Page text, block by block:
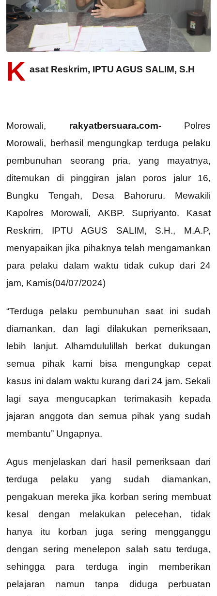
K asat Reskrim, IPTU AGUS SALIM, S.H
Morowali, rakyatbersuara.com-Polres
Morowali, berhasil mengungkap terduga pelaku
pembunuhan seorang pria, yang mayatnya,
ditemukan di pinggiran jalan poros jalur 16,
Bungku Tengah, Desa Bahoruru. Mewakili
Kapolres Morowali, AKBP. Supriyanto. Kasat
Reskrim, IPTU AGUS SALIM, S.H., M.A.P,
menyapaikan jika pihaknya telah mengamankan
para pelaku dalam waktu tidak cukup dari 24
jam, Kamis(04/07/2024)
“Terduga pelaku pembunuhan saat ini sudah
diamankan, dan lagi dilakukan pemeriksaan,
lebih lanjut. Alhamdululillah berkat dukungan
semua pihak kami bisa mengungkap cepat
kasus ini dalam waktu kurang dari 24 jam. Sekali
lagi saya mengucapkan terimakasih kepada
jajaran anggota dan semua pihak yang sudah
membantu” Ungapnya.
Agus menjelaskan dari hasil pemeriksaan dari
terduga pelaku yang sudah diamankan,
pengakuan mereka jika korban sering membuat
kesal dengan melakukan pelecehan, tidak
hanya itu korban juga sering mengganggu
dengan sering menelepon salah satu terduga,
sehingga para terduga ingin memberikan
pelajaran namun tanpa diduga perbuatan